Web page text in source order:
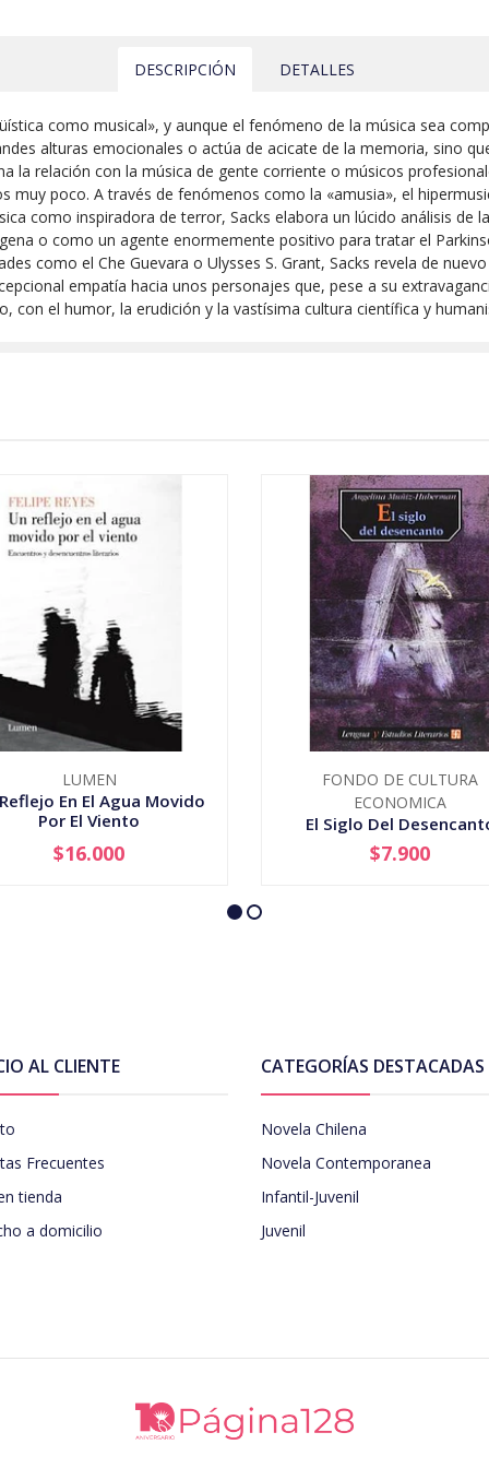
DESCRIPCIÓN DETALLES
como musical», y aunque el fenómeno de la música sea
alturas emocionales o actúa de acicate de la memoria, sino
la relación con la música de gente corriente o músicos
muy poco. A través de fenómenos como la «amusia», el
como inspiradora de terror, Sacks elabora un lúcido análisis de
o como un agente enormemente positivo para tratar el
como el Che Guevara o Ulysses S. Grant, Sacks revela de
empatía hacia unos personajes que, pese a su
con el humor, la erudición y la vastísima cultura científica y
LUMEN
En El Agua Movido
Por El Viento
+
$16.000
FONDO DE CULTURA
ECONOMICA
El Siglo Del
+
$7.900
AL CLIENTE
Frecuentes
tienda
a domicilio
CATEGORÍAS DESTACADAS
Novela Chilena
Novela Contemporanea
Infantil-Juvenil
Juvenil